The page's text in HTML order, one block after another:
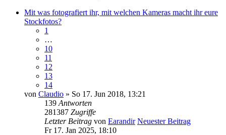
Mit was fotografiert ihr, mit welchen Kameras macht ihr eure
Stockfotos?
1
…
10
11
12
13
14
von Claudio » So 17. Jun 2018, 13:21
139 Antworten
281387 Zugriffe
Letzter Beitrag von Earandir Neuester Beitrag
Fr 17. Jan 2025, 18:10